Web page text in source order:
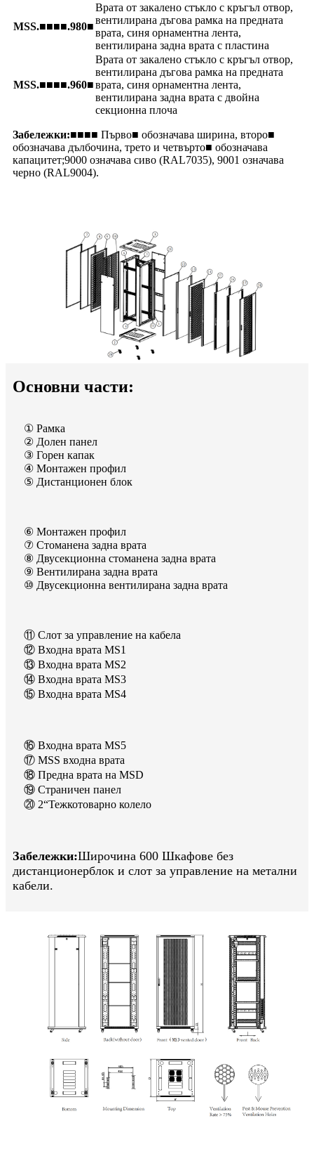
MSS.■■■■.980■
Врата от закалено стъкло с кръгъл отвор,
вентилирана дъгова рамка на предната
врата, синя орнаментна лента,
вентилирана задна врата с пластина
MSS.■■■■.960■
Врата от закалено стъкло с кръгъл отвор,
вентилирана дъгова рамка на предната
врата, синя орнаментна лента,
вентилирана задна врата с двойна
секционна плоча
Забележки:■■■■ Първо■ обозначава ширина, второ■
обозначава дълбочина, трето и четвърто■ обозначава
капацитет;9000 означава сиво (RAL7035), 9001 означава
черно (RAL9004).
Основни части:
① Рамка
② Долен панел
③ Горен капак
④ Монтажен профил
⑤ Дистанционен блок
⑥ Монтажен профил
⑦ Стоманена задна врата
⑧ Двусекционна стоманена задна врата
⑨ Вентилирана задна врата
⑩ Двусекционна вентилирана задна врата
⑪ Слот за управление на кабела
⑫ Входна врата MS1
⑬ Входна врата MS2
⑭ Входна врата MS3
⑮ Входна врата MS4
⑯ Входна врата MS5
⑰ MSS входна врата
⑱ Предна врата на MSD
⑲ Страничен панел
⑳ 2“Тежкотоварно колело
Забележки:Широчина 600 Шкафове без
дистанционерблок и слот за управление на метални
кабели.